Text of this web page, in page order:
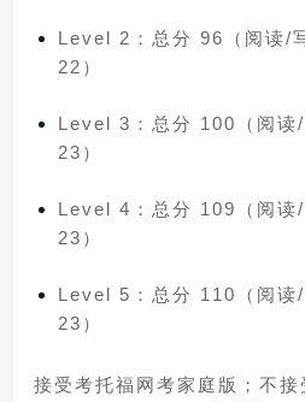
Level 2：总分 96（阅读/
22）
Level 3：总分 100（阅读
23）
Level 4：总分 109（阅读
23）
Level 5：总分 110（阅读
23）
接受考托福网考家庭版；不接